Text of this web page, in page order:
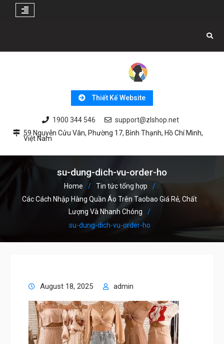
content
Thiết Kế Website
1900 344 546
support@zlshop.net
59 Nguyễn Cửu Vân, Phường 17, Bình Thạnh, Hồ Chí Minh,
Việt Nam
su-dung-dich-vu-order-ho
Home
Tin tức tổng hợp
Các Cách Nhập Hàng Quần Áo Trên Taobao Giá Rẻ, Chất
Lượng Và Nhanh Chóng
su-dung-dich-vu-order-ho
August 18, 2025 admin